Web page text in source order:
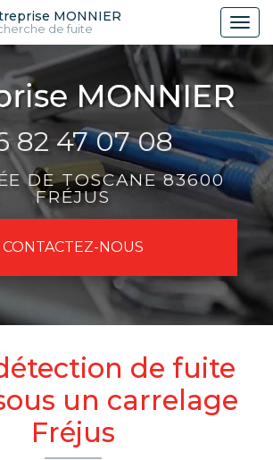
MONNIER
de fuite
82 47 07 08
DE TOSCANE 83600
FRÉJUS
CONTACTEZ-NOUS
de fuite
un carrelage
Fréjus